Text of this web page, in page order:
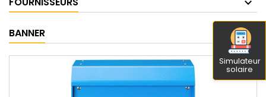
BANNER
Simulateur
solaire